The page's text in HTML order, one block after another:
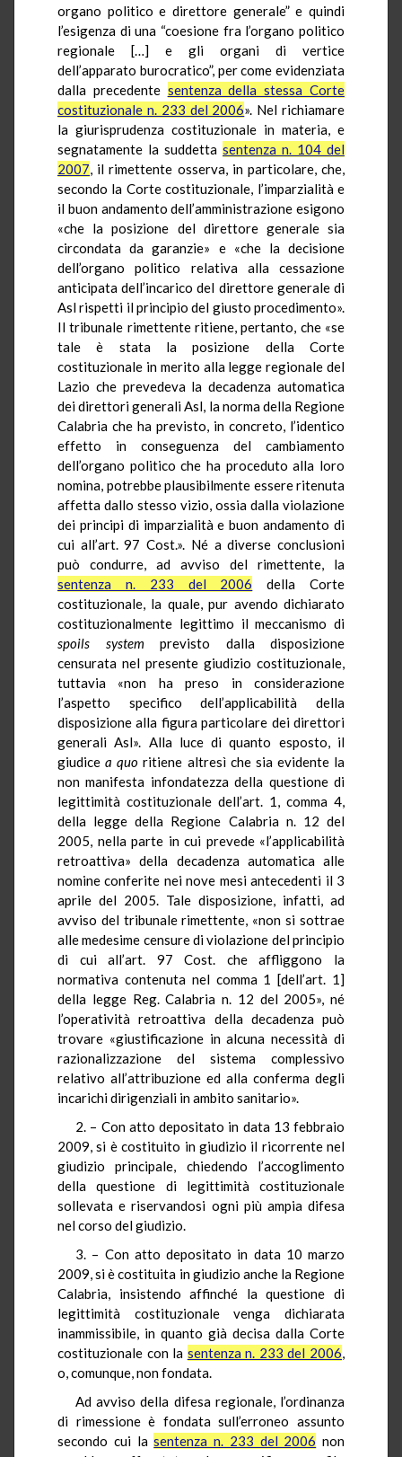
organo politico e direttore generale” e quindi
l’esigenza di una “coesione fra l’organo politico
regionale […] e gli organi di vertice
dell’apparato burocratico”, per come evidenziata
dalla precedente sentenza della stessa Corte
costituzionale n. 233 del 2006». Nel richiamare
la giurisprudenza costituzionale in materia, e
segnatamente la suddetta sentenza n. 104 del
2007, il rimettente osserva, in particolare, che,
secondo la Corte costituzionale, l’imparzialità e
il buon andamento dell’amministrazione esigono
«che la posizione del direttore generale sia
circondata da garanzie» e «che la decisione
dell’organo politico relativa alla cessazione
anticipata dell’incarico del direttore generale di
Asl rispetti il principio del giusto procedimento».
Il tribunale rimettente ritiene, pertanto, che «se
tale è stata la posizione della Corte
costituzionale in merito alla legge regionale del
Lazio che prevedeva la decadenza automatica
dei direttori generali Asl, la norma della Regione
Calabria che ha previsto, in concreto, l’identico
effetto in conseguenza del cambiamento
dell’organo politico che ha proceduto alla loro
nomina, potrebbe plausibilmente essere ritenuta
affetta dallo stesso vizio, ossia dalla violazione
dei principi di imparzialità e buon andamento di
cui all’art. 97 Cost.». Né a diverse conclusioni
può condurre, ad avviso del rimettente, la
sentenza n. 233 del 2006 della Corte
costituzionale, la quale, pur avendo dichiarato
costituzionalmente legittimo il meccanismo di
spoils system previsto dalla disposizione
censurata nel presente giudizio costituzionale,
tuttavia «non ha preso in considerazione
l’aspetto specifico dell’applicabilità della
disposizione alla figura particolare dei direttori
generali Asl». Alla luce di quanto esposto, il
giudicea quo ritiene altresì che sia evidente la
non manifesta infondatezza della questione di
legittimità costituzionale dell’art. 1, comma 4,
della legge della Regione Calabria n. 12 del
2005, nella parte in cui prevede «l’applicabilità
retroattiva» della decadenza automatica alle
nomine conferite nei nove mesi antecedenti il 3
aprile del 2005. Tale disposizione, infatti, ad
avviso del tribunale rimettente, «non si sottrae
alle medesime censure di violazione del principio
di cui all’art. 97 Cost. che affliggono la
normativa contenuta nel comma 1 [dell’art. 1]
della legge Reg. Calabria n. 12 del 2005», né
l’operatività retroattiva della decadenza può
trovare «giustificazione in alcuna necessità di
razionalizzazione del sistema complessivo
relativo all’attribuzione ed alla conferma degli
incarichi dirigenziali in ambito sanitario».
2. – Con atto depositato in data 13 febbraio
2009, si è costituito in giudizio il ricorrente nel
giudizio principale, chiedendo l’accoglimento
della questione di legittimità costituzionale
sollevata e riservandosi ogni più ampia difesa
nel corso del giudizio.
3. – Con atto depositato in data 10 marzo
2009, si è costituita in giudizio anche la Regione
Calabria, insistendo affinché la questione di
legittimità costituzionale venga dichiarata
inammissibile, in quanto già decisa dalla Corte
costituzionale con la sentenza n. 233 del 2006,
o, comunque, non fondata.
Ad avviso della difesa regionale, l’ordinanza
di rimessione è fondata sull’erroneo assunto
secondo cui lasentenza n. 233 del 2006 non